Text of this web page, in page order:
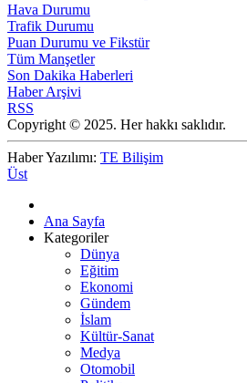
Hava Durumu
Trafik Durumu
Puan Durumu ve Fikstür
Tüm Manşetler
Son Dakika Haberleri
Haber Arşivi
RSS
Copyright © 2025. Her hakkı saklıdır.
Haber Yazılımı: TE Bilişim
Üst
Ana Sayfa
Kategoriler
Dünya
Eğitim
Ekonomi
Gündem
İslam
Kültür-Sanat
Medya
Otomobil